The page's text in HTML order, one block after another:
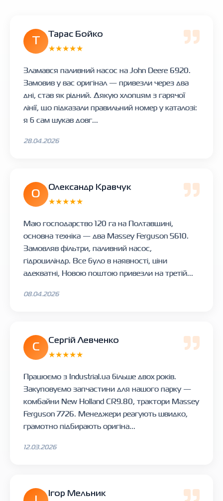
Тарас Бойко
★★★★★
Зламався паливний насос на John Deere 6920.
Замовив у вас оригінал — привезли через два
дні, став як рідний. Дякую хлопцям з гарячої
лінії, що підказали правильний номер у каталозі:
я б сам шукав довг...
28.04.2026
О
Олександр Кравчук
★★★★★
Маю господарство 120 га на Полтавщині,
основна техніка — два Massey Ferguson 5610.
Замовляв фільтри, паливний насос,
гідроциліндр. Все було в наявності, ціни
адекватні, Новою поштою привезли на третій...
08.04.2026
С
Сергій Левченко
★★★★★
Працюємо з Industrial.ua більше двох років.
Закуповуємо запчастини для нашого парку —
комбайни New Holland CR9.80, трактори Massey
Ferguson 7726. Менеджери реагують швидко,
грамотно підбирають оригіна...
12.03.2026
Ігор Мельник